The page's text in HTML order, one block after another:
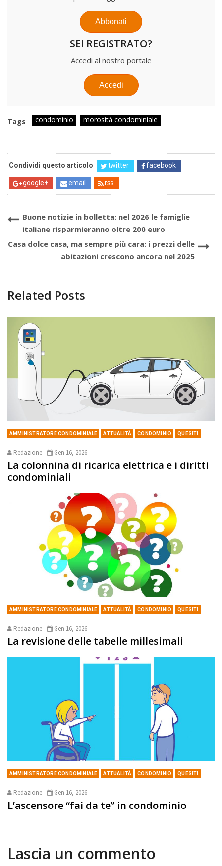
Abbonati
SEI REGISTRATO?
Accedi al nostro portale
Accedi
Tags condominio morosità condominiale
Condividi questo articolo twitter facebook
google+ email rss
Buone notizie in bolletta: nel 2026 le famiglie
italiane risparmieranno oltre 200 euro
Casa dolce casa, ma sempre più cara: i prezzi delle
abitazioni crescono ancora nel 2025
Related Posts
AMMINISTRATORE CONDOMINIALE ATTUALITÀ CONDOMINIO QUESITI
Redazione Gen 16, 2026
La colonnina di ricarica elettrica e i diritti
condominiali
AMMINISTRATORE CONDOMINIALE ATTUALITÀ CONDOMINIO QUESITI
Redazione Gen 16, 2026
La revisione delle tabelle millesimali
AMMINISTRATORE CONDOMINIALE ATTUALITÀ CONDOMINIO QUESITI
Redazione Gen 16, 2026
L’ascensore “fai da te” in condominio
Lascia un commento